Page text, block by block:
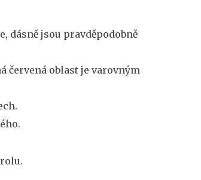
dásně jsou pravděpodobně
červená oblast je varovným